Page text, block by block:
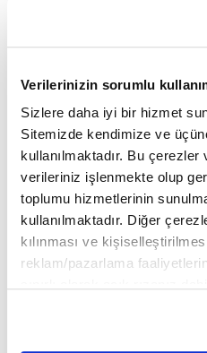
Verilerinizin sorumlu
Sizlere daha iyi bir hizmet
Sitemizde kendimize ve
kullanılmaktadır. Bu
verileriniz işlenmekte olup
toplumu hizmetlerinin
kullanılmaktadır. Diğer
kılınması ve
reklam/pazarlama
belirleyebilirsiniz. Çerezlere
Ayarlar butonuna tıklayabilir,
"CAMİNİN YAPIMI ZEKÂ
Geçmişteki mimarların